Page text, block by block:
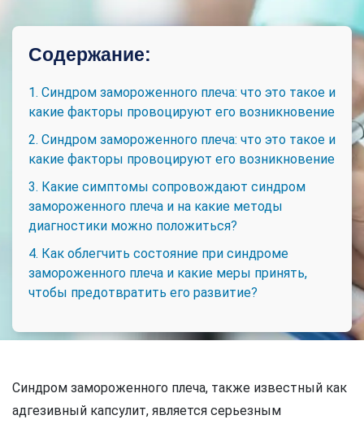
Содержание:
1. Синдром замороженного плеча: что это такое и
какие факторы провоцируют его возникновение
2. Синдром замороженного плеча: что это такое и
какие факторы провоцируют его возникновение
3. Какие симптомы сопровождают синдром
замороженного плеча и на какие методы
диагностики можно положиться?
4. Как облегчить состояние при синдроме
замороженного плеча и какие меры принять,
чтобы предотвратить его развитие?
Синдром замороженного плеча, также известный как
адгезивный капсулит, является серьезным